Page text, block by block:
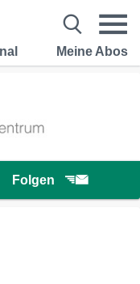
Meine Abos
Folgen